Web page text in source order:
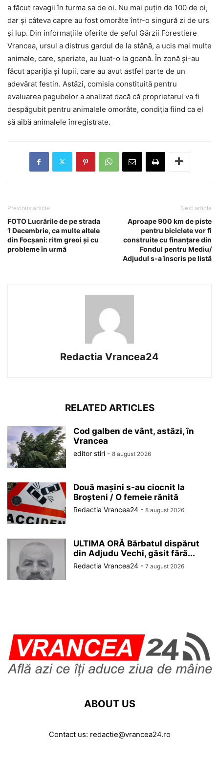
a făcut ravagii în turma sa de oi. Nu mai puțin de 100 de oi,
dar și câteva capre au fost omorâte într-o singură zi de urs
și lup. Din informațiile oferite de șeful Gărzii Forestiere
Vrancea, ursul a distrus gardul de la stână, a ucis mai multe
animale, care, speriate, au luat-o la goană. În zonă și-au
făcut apariția și lupii, care au avut astfel parte de un
adevărat festin. Astăzi, comisia constituită pentru
evaluarea pagubelor a analizat dacă că proprietarul va fi
despăgubit pentru animalele omorâte, condiția fiind ca el
să aibă animalele înregistrate.
Previous article
FOTO Lucrările de pe strada
1 Decembrie, ca multe altele
din Focșani: ritm greoi și cu
probleme în urmă
Next article
Aproape 900 km de piste
pentru biciclete vor fi
construite cu finanțare din
Fondul pentru Mediu/
Adjudul s-a înscris pe listă
Redactia Vrancea24
RELATED ARTICLES
Cod galben de vânt, astăzi, în
Vrancea
editor stiri - 8 august 2026
Două mașini s-au ciocnit la
Broșteni / O femeie rănită
Redactia Vrancea24 - 8 august 2026
ULTIMA ORĂ Bărbatul dispărut
din Adjudu Vechi, găsit fără...
Redactia Vrancea24 - 7 august 2026
ABOUT US
Contact us: redactie@vrancea24.ro